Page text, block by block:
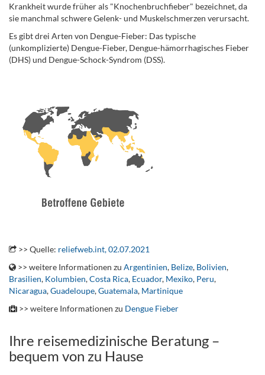
Krankheit wurde früher als "Knochenbruchfieber" bezeichnet, da
sie manchmal schwere Gelenk- und Muskelschmerzen verursacht.
Es gibt drei Arten von Dengue-Fieber: Das typische
(unkomplizierte) Dengue-Fieber, Dengue-hämorrhagisches Fieber
(DHS) und Dengue-Schock-Syndrom (DSS).
>> Quelle: reliefweb.int, 02.07.2021
>> weitere Informationen zu Argentinien, Belize, Bolivien,
Brasilien, Kolumbien,Costa Rica, Ecuador, Mexiko, Peru,
Nicaragua,Guadeloupe,Guatemala, Martinique
>> weitere Informationen zu Dengue Fieber
Ihre reisemedizinische Beratung –
bequem von zu Hause